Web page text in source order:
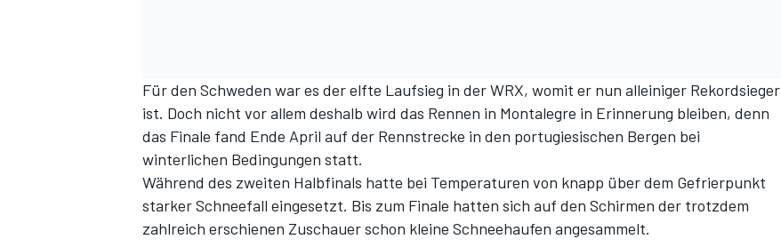
SPORTWAGEN
Für den Schweden war es der elfte Laufsieg in der WRX, womit er nun alleiniger Rekordsieger
ist. Doch nicht vor allem deshalb wird das Rennen in Montalegre in Erinnerung bleiben, denn
das Finale fand Ende April auf der Rennstrecke in den portugiesischen Bergen bei
winterlichen Bedingungen statt.
Während des zweiten Halbfinals hatte bei Temperaturen von knapp über dem Gefrierpunkt
starker Schneefall eingesetzt. Bis zum Finale hatten sich auf den Schirmen der trotzdem
zahlreich erschienen Zuschauer schon kleine Schneehaufen angesammelt.